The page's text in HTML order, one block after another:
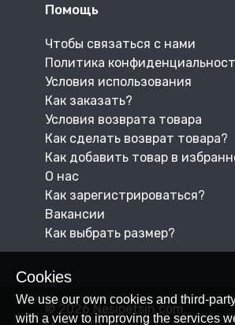
Cookies
We use our own cookies and third-
with a view to improving the services
Помощь
Чтобы связаться с нами
Политика
Условия использования
Как заказать?
Условия возврата товара
Как сделать возврат товара?
Как добавить товар в
О нас
Как зарегистрироваться?
Вакансии
Как выбрать размер?
© 2026 Nesipetsin.com.